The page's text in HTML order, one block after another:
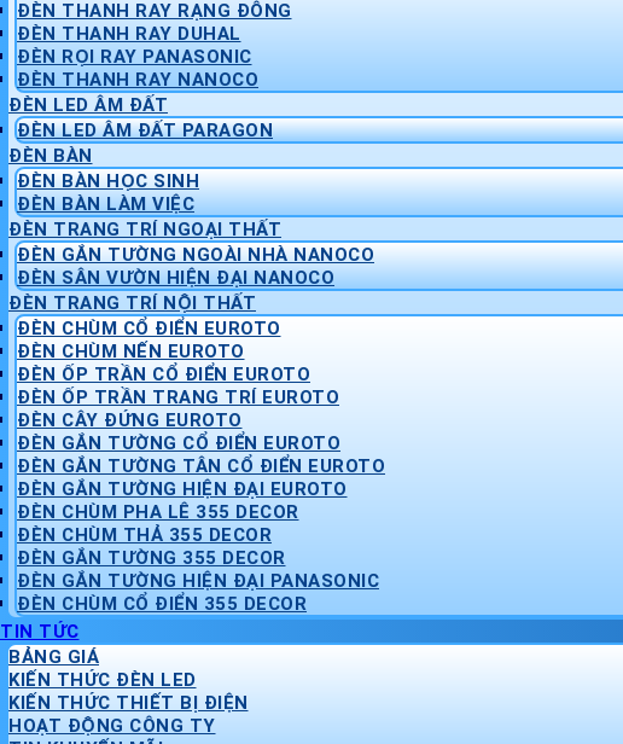
ĐÈN THANH RAY RẠNG ĐÔNG
ĐÈN THANH RAY DUHAL
ĐÈN RỌI RAY PANASONIC
ĐÈN THANH RAY NANOCO
ĐÈN LED ÂM ĐẤT
ĐÈN LED ÂM ĐẤT PARAGON
ĐÈN BÀN
ĐÈN BÀN HỌC SINH
ĐÈN BÀN LÀM VIỆC
ĐÈN TRANG TRÍ NGOẠI THẤT
ĐÈN GẮN TƯỜNG NGOÀI NHÀ NANOCO
ĐÈN SÂN VƯỜN HIỆN ĐẠI NANOCO
ĐÈN TRANG TRÍ NỘI THẤT
ĐÈN CHÙM CỔ ĐIỂN EUROTO
ĐÈN CHÙM NẾN EUROTO
ĐÈN ỐP TRẦN CỔ ĐIỂN EUROTO
ĐÈN ỐP TRẦN TRANG TRÍ EUROTO
ĐÈN CÂY ĐỨNG EUROTO
ĐÈN GẮN TƯỜNG CỔ ĐIỂN EUROTO
ĐÈN GẮN TƯỜNG TÂN CỔ ĐIỂN EUROTO
ĐÈN GẮN TƯỜNG HIỆN ĐẠI EUROTO
ĐÈN CHÙM PHA LÊ 355 DECOR
ĐÈN CHÙM THẢ 355 DECOR
ĐÈN GẮN TƯỜNG 355 DECOR
ĐÈN GẮN TƯỜNG HIỆN ĐẠI PANASONIC
ĐÈN CHÙM CỔ ĐIỂN 355 DECOR
TIN TỨC
BẢNG GIÁ
KIẾN THỨC ĐÈN LED
KIẾN THỨC THIẾT BỊ ĐIỆN
HOẠT ĐỘNG CÔNG TY